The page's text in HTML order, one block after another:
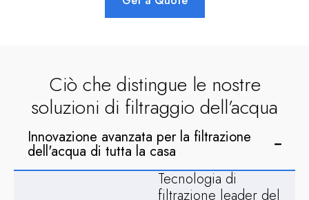
Ciò che distingue le nostre
soluzioni di filtraggio dell’acqua
Innovazione avanzata per la filtrazione
dell'acqua di tutta la casa
Tecnologia di
filtrazione leader del